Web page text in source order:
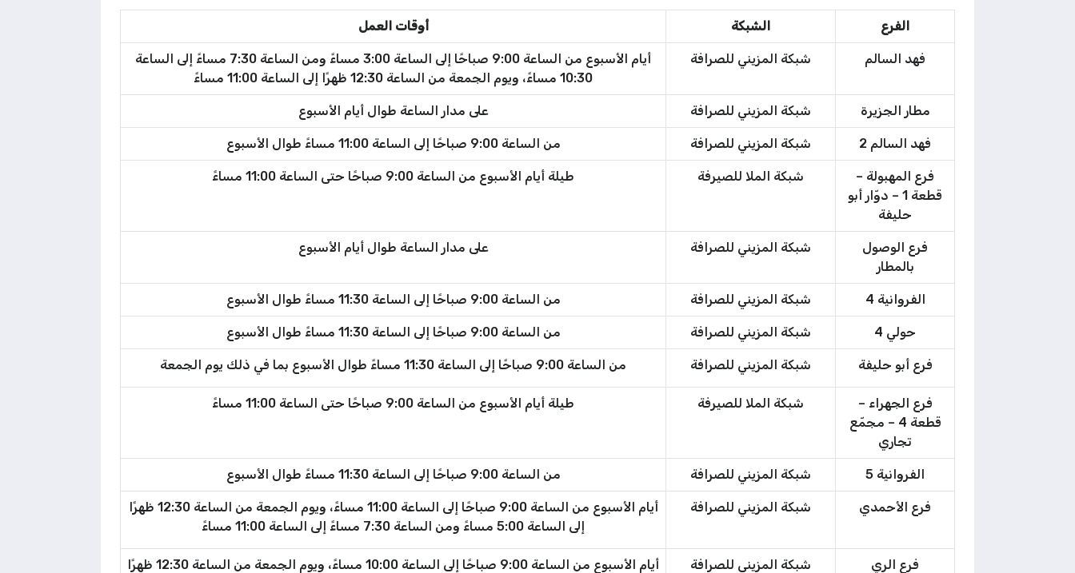
الفرع الشبكة أوقات العمل
فهد السالم شبكة المزيني للصرافة
أيام الأسبوع من الساعة 9:00 صباحًا إلى الساعة 3:00 مساءً ومن الساعة 7:30 مساءً إلى الساعة
10:30 مساءً، ويوم الجمعة من الساعة 12:30 ظهرًا إلى الساعة 11:00 مساءً
مطار الجزيرة شبكة المزيني للصرافة على مدار الساعة طوال أيام الأسبوع
فهد السالم 2 شبكة المزيني للصرافة من الساعة 9:00 صباحًا إلى الساعة 11:00 مساءً طوال الأسبوع
فرع المهبولة –
قطعة 1 – دوّار أبو
حليفة
شبكة الملا للصيرفة طيلة أيام الأسبوع من الساعة 9:00 صباحًا حتى الساعة 11:00 مساءً
فرع الوصول
بالمطار
شبكة المزيني للصرافة على مدار الساعة طوال أيام الأسبوع
الفروانية 4 شبكة المزيني للصرافة من الساعة 9:00 صباحًا إلى الساعة 11:30 مساءً طوال الأسبوع
حولي 4 شبكة المزيني للصرافة من الساعة 9:00 صباحًا إلى الساعة 11:30 مساءً طوال الأسبوع
فرع أبو حليفة شبكة المزيني للصرافة من الساعة 9:00 صباحًا إلى الساعة 11:30 مساءً طوال الأسبوع بما في ذلك يوم الجمعة
فرع الجهراء –
قطعة 4 – مجمّع
تجاري
شبكة الملا للصيرفة طيلة أيام الأسبوع من الساعة 9:00 صباحًا حتى الساعة 11:00 مساءً
الفروانية 5 شبكة المزيني للصرافة من الساعة 9:00 صباحًا إلى الساعة 11:30 مساءً طوال الأسبوع
فرع الأحمدي شبكة المزيني للصرافة
أيام الأسبوع من الساعة 9:00 صباحًا إلى الساعة 11:00 مساءً، ويوم الجمعة من الساعة 12:30 ظهرًا
إلى الساعة 5:00 مساءً ومن الساعة 7:30 مساءً إلى الساعة 11:00 مساءً
فرع الري شبكة المزيني للصرافة
أيام الأسبوع من الساعة 9:00 صباحًا إلى الساعة 10:00 مساءً، ويوم الجمعة من الساعة 12:30 ظهرًا